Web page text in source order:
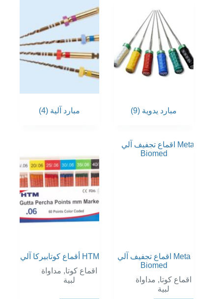
مبارد آلية (4) مبارد يدوية (9)
أقماع كوتابيركا آلي HTM
اقماع كوتا, مداواة
لبية
اقماع تجفيف آلي Meta
Biomed
اقماع كوتا, مداواة
لبية